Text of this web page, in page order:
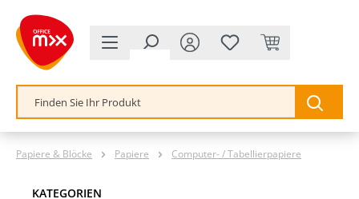
springen
Papiere & Blöcke Papiere Computer- / Tabellierpapiere
KATEGORIEN